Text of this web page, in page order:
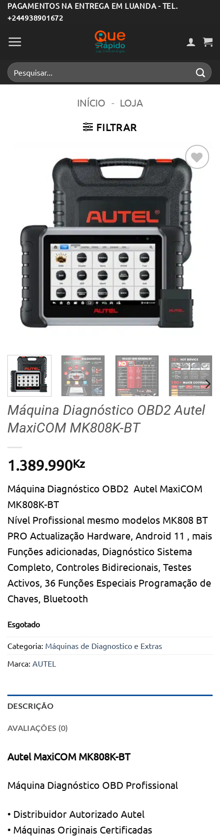
Skip
to
content
PAGAMENTOS NA ENTREGA EM LUANDA - TEL.
+244938901672
Pesquisar
por:
INÍCIO - LOJA
FILTRAR
Adicionar
aos meus
desejos
Máquina Diagnóstico OBD2 Autel
MaxiCOM MK808K-BT
1.389.990Kz
Máquina Diagnóstico OBD2 Autel MaxiCOM
MK808K-BT
Nível Profissional mesmo modelos MK808 BT
PRO Actualização Hardware, Android 11 , mais
Funções adicionadas, Diagnóstico Sistema
Completo, Controles Bidirecionais, Testes
Activos, 36 Funções Especiais Programação de
Chaves, Bluetooth
Esgotado
Categoria: Máquinas de Diagnostico e Extras
Marca: AUTEL
DESCRIÇÃO
AVALIAÇÕES (0)
Autel MaxiCOM MK808K-BT
Máquina Diagnóstico OBD Profissional
• Distribuidor Autorizado Autel
• Máquinas Originais Certificadas